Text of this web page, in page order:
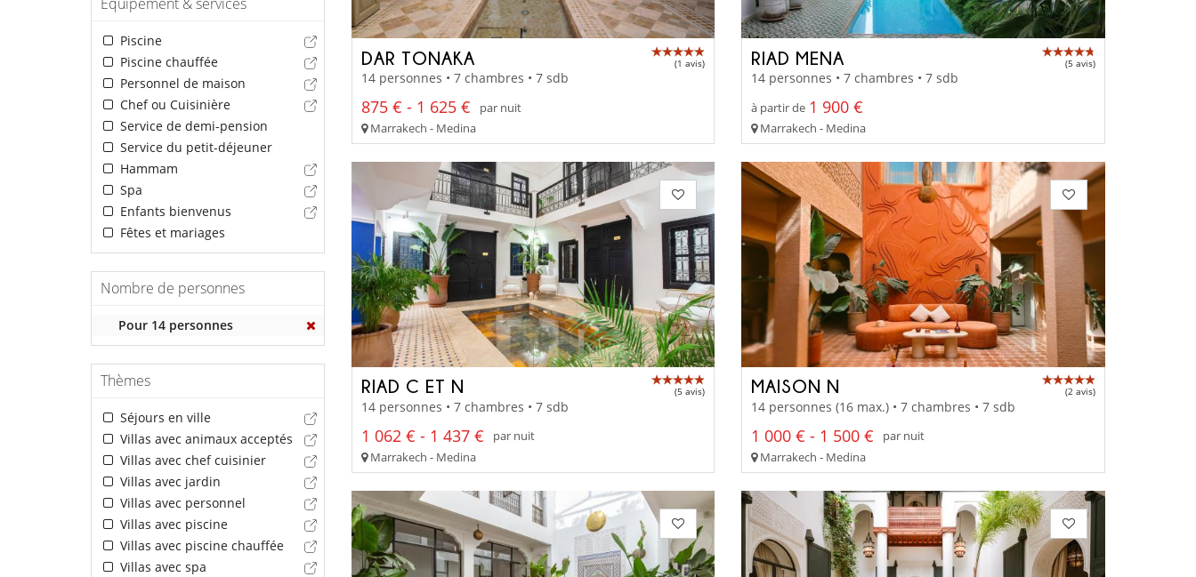
Piscine
Piscine chauffée
Personnel de maison
Chef ou Cuisinière
Service de demi-pension
Service du petit-déjeuner
Hammam
Spa
Enfants bienvenus
Fêtes et mariages
Nombre de personnes
Pour 14 personnes
Thèmes
Séjours en ville
Villas avec animaux acceptés
Villas avec chef cuisinier
Villas avec jardin
Villas avec personnel
Villas avec piscine
Villas avec piscine chauffée
Villas avec spa
DAR TONAKA (1 avis)
14 personnes • 7 chambres • 7 sdb
875 € - 1 625 €
par nuit
Marrakech - Medina
RIAD MENA (5 avis)
14 personnes • 7 chambres • 7 sdb
à partir de 1 900 €
Marrakech - Medina
RIAD C ET N (5 avis)
14 personnes • 7 chambres • 7 sdb
1 062 € - 1 437 €
par nuit
Marrakech - Medina
MAISON N (2 avis)
14 personnes (16 max.) • 7 chambres • 7 sdb
1 000 € - 1 500 €
par nuit
Marrakech - Medina